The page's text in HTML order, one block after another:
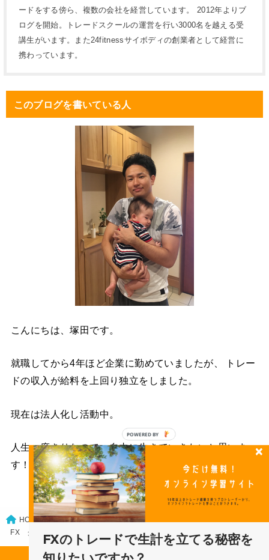
ードをする傍ら、複数の会社を経営しています。 2012年よりブ
ログを開始。トレードスクールの運営を行い3000名を越える受
講生がいます。また24fitnessサイボディの創業者として経営に
携わっています。
このブログを書いている人
こんにちは、塚田です。
就職してから4年ほど企業に勤めていましたが、 トレー
ドの収入が給料を上回り独立をしました。
現在は法人化し活動中。
人生一度きりなので、自由に生きていきたいと思いま
す！
HOME
知っておきたい予備知識
FX クリスマスのトレードはどうすれば？
FXのトレードで生計を立てる秘密を
POWERED
BY